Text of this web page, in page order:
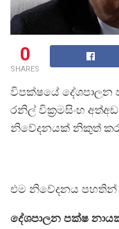
0
SHARES
විපක්ෂයේ
රනිල් වික්‍රමසිංහ
නි‍වේදනයක් නිකුත් කර
එම නිවේදනය පහතින්
දේශපාලන පක්ෂ